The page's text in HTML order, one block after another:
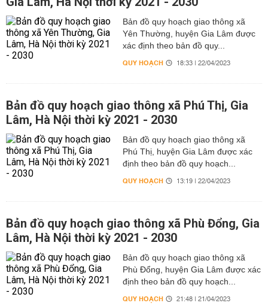
Bản đồ quy hoạch giao thông xã
Yên Thường, huyện Gia Lâm được
xác định theo bản đồ quy...
QUY HOẠCH 18:33 | 22/04/2023
Bản đồ quy hoạch giao thông xã Phú Thị, Gia
Lâm, Hà Nội thời kỳ 2021 - 2030
Bản đồ quy hoạch giao thông xã
Phú Thị, huyện Gia Lâm được xác
định theo bản đồ quy hoạch...
QUY HOẠCH 13:19 | 22/04/2023
Bản đồ quy hoạch giao thông xã Phù Đổng, Gia
Lâm, Hà Nội thời kỳ 2021 - 2030
Bản đồ quy hoạch giao thông xã
Phù Đổng, huyện Gia Lâm được xác
định theo bản đồ quy hoạch...
QUY HOẠCH 21:48 | 21/04/2023